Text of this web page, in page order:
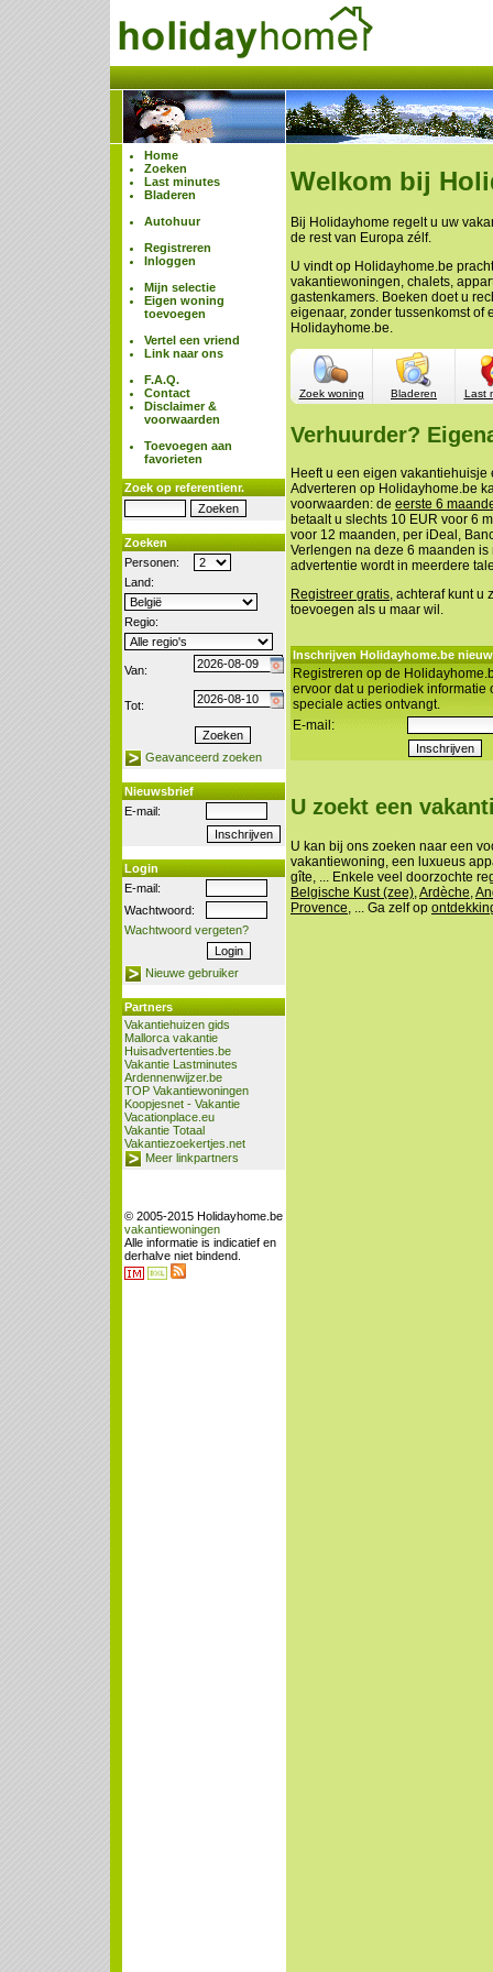
Home
Zoeken
Last minutes
Bladeren
Autohuur
Registreren
Inloggen
Mijn selectie
Eigen woning
toevoegen
Vertel een vriend
Link naar ons
F.A.Q.
Contact
Disclaimer &
voorwaarden
Toevoegen aan
favorieten
Zoek op referentienr.
Zoeken
Personen:
Land:
Regio:
Van:
Tot:
Geavanceerd zoeken
Nieuwsbrief
E-mail:
Login
E-mail:
Wachtwoord:
Wachtwoord vergeten?
Nieuwe gebruiker
Partners
Vakantiehuizen gids
Mallorca vakantie
Huisadvertenties.be
Vakantie Lastminutes
Ardennenwijzer.be
TOP Vakantiewoningen
Koopjesnet - Vakantie
Vacationplace.eu
Vakantie Totaal
Vakantiezoekertjes.net
Meer linkpartners
© 2005-2015 Holidayhome.be
vakantiewoningen
Alle informatie is indicatief en
derhalve niet bindend.
Welkom bij
Bij Holidayhome regelt u uw
de rest van Europa zélf.
U vindt op Holidayhome.be
vakantiewoningen, chalets,
gastenkamers. Boeken doet u
eigenaar, zonder tussenkomst of
Holidayhome.be.
Zoek woning Bladeren Last
Verhuurder?
Heeft u een eigen
Adverteren op Holidayhome.be
voorwaarden: de eerste 6
betaalt u slechts 10 EUR voor 6
voor 12 maanden, per iDeal,
Verlengen na deze 6 maanden is
advertentie wordt in meerdere
Registreer gratis, achteraf kunt u
toevoegen als u maar wil.
Inschrijven Holidayhome.be
Registreren op de
ervoor dat u periodiek informatie
speciale acties ontvangt.
E-mail:
U zoekt een
U kan bij ons zoeken naar een
vakantiewoning, een luxueus
gîte, ... Enkele veel doorzochte
Belgische Kust (zee) Ardèche
Provence , ... Ga zelf op